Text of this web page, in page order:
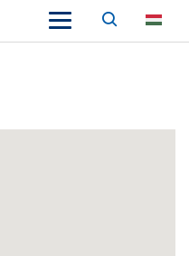
Keresés